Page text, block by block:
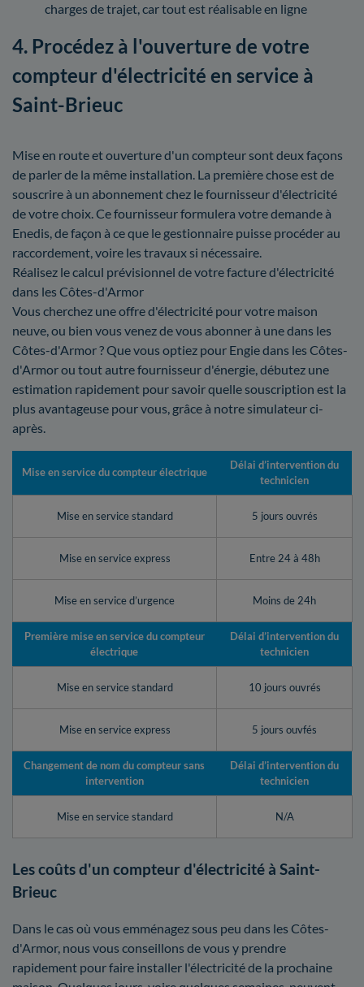
charges de trajet, car tout est réalisable en ligne
4. Procédez à l'ouverture de votre
compteur d'électricité en service à
Saint-Brieuc
Mise en route et ouverture d'un compteur sont deux façons
de parler de la même installation. La première chose est de
souscrire à un abonnement chez le fournisseur d'électricité
de votre choix. Ce fournisseur formulera votre demande à
Enedis, de façon à ce que le gestionnaire puisse procéder au
raccordement, voire les travaux si nécessaire.
Réalisez le calcul prévisionnel de votre facture d'électricité
dans les Côtes-d'Armor
Vous cherchez une offre d'électricité pour votre maison
neuve, ou bien vous venez de vous abonner à une dans les
Côtes-d'Armor ? Que vous optiez pour Engie dans les Côtes-
d'Armor ou tout autre fournisseur d'énergie, débutez une
estimation rapidement pour savoir quelle souscription est la
plus avantageuse pour vous, grâce à notre simulateur ci-
après.
Mise en service du compteur électrique
Délai d’intervention du
technicien
Mise en service standard 5 jours ouvrés
Mise en service express Entre 24 à 48h
Mise en service d’urgence Moins de 24h
Première mise en service du compteur
électrique
Délai d’intervention du
technicien
Mise en service standard 10 jours ouvrés
Mise en service express 5 jours ouvfés
Changement de nom du compteur sans
intervention
Délai d’intervention du
technicien
Mise en service standard N/A
Les coûts d'un compteur d'électricité à Saint-
Brieuc
Dans le cas où vous emménagez sous peu dans les Côtes-
d'Armor, nous vous conseillons de vous y prendre
rapidement pour faire installer l'électricité de la prochaine